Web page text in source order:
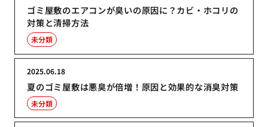
ゴミ屋敷のエアコンが臭いの原因に？カビ・ホコリの
対策と清掃方法
未分類
夏のゴミ屋敷は悪臭が倍増！原因と効果的な消臭対策
2025.06.18
未分類